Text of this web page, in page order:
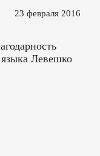
23 февраля 2016
языка Левешко